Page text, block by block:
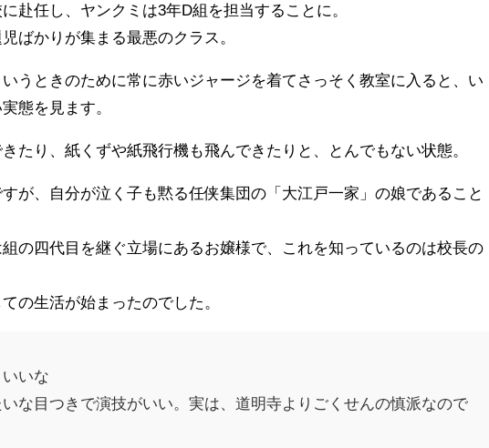
赴任し、ヤンクミは3年D組を担当することに。
ばかりが集まる最悪のクラス。
うときのために常に赤いジャージを着てさっそく教室に入ると、い
態を見ます。
たり、紙くずや紙飛行機も飛んできたりと、とんでもない状態。
が、自分が泣く子も黙る任侠集団の「大江戸一家」の娘であること
の四代目を継ぐ立場にあるお嬢様で、これを知っているのは校長の
の生活が始まったのでした。
いな
いな目つきで演技がいい。実は、道明寺よりごくせんの慎派なので